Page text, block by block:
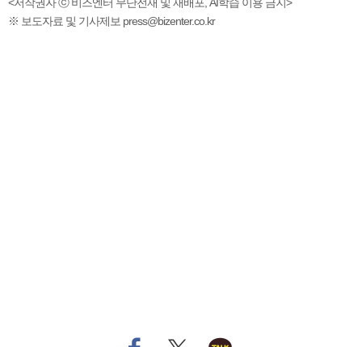
※ 보도자료 및 기사제보 press@bizenter.co.kr